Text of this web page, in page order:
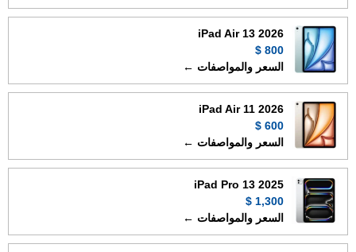
iPad Air 13 2026
800 $
السعر والمواصفات ←
iPad Air 11 2026
600 $
السعر والمواصفات ←
iPad Pro 13 2025
1,300 $
السعر والمواصفات ←